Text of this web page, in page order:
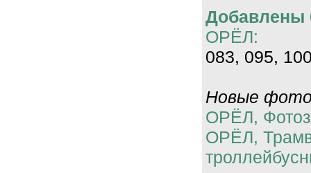
Добавлены
ОРЁЛ:
083, 095,
Новые
ОРЁЛ,
ОРЁЛ,